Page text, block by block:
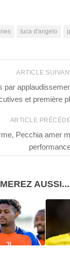
luca d'angelo
ARTICLE
par
et première
ARTICLE
Pecchia amer
AUSSI...